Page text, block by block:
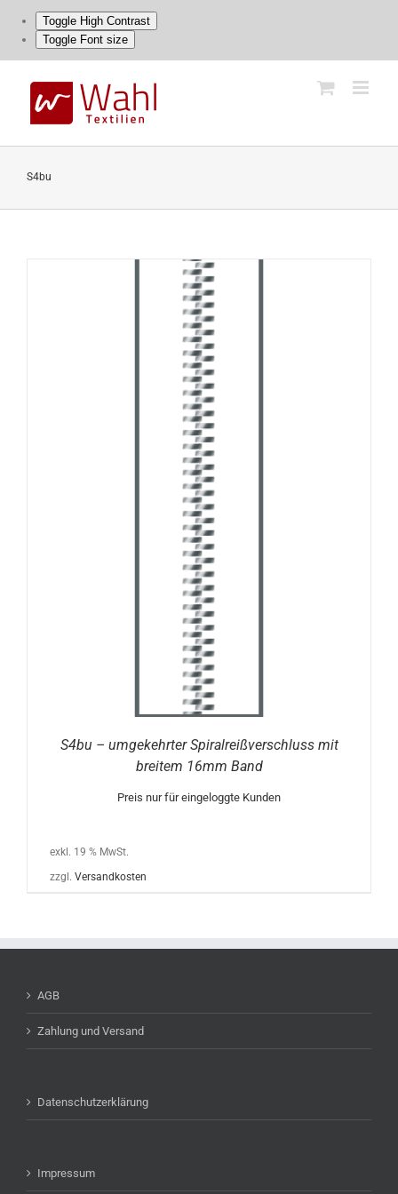
Toggle High Contrast
Toggle Font size
content
S4bu
S4bu – umgekehrter Spiralreißverschluss mit
breitem 16mm Band
Preis nur für eingeloggte Kunden
exkl. 19 % MwSt.
zzgl. Versandkosten
AGB
Zahlung und Versand
Datenschutzerklärung
Impressum